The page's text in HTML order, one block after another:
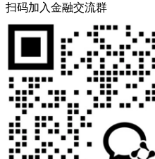
扫码加入金融交流群